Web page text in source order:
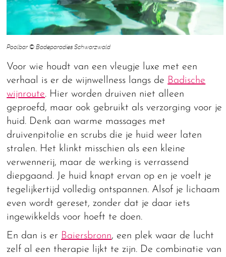
Poolbar © Badeparadies Schwarzwald
Voor wie houdt van een vleugje luxe met een
verhaal is er de wijnwellness langs de Badische
wijnroute. Hier worden druiven niet alleen
geproefd, maar ook gebruikt als verzorging voor je
huid. Denk aan warme massages met
druivenpitolie en scrubs die je huid weer laten
stralen. Het klinkt misschien als een kleine
verwennerij, maar de werking is verrassend
diepgaand. Je huid knapt ervan op en je voelt je
tegelijkertijd volledig ontspannen. Alsof je lichaam
even wordt gereset, zonder dat je daar iets
ingewikkelds voor hoeft te doen.
En dan is er Baiersbronn, een plek waar de lucht
zelf al een therapie lijkt te zijn. De combinatie van